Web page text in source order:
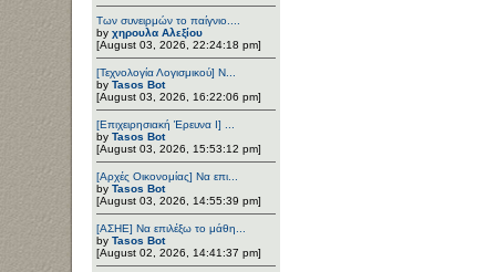
Των συνειρμών το παίγνιο....
by χηρουλα Αλεξίου
[August 03, 2026, 22:24:18 pm]
[Τεχνολογία Λογισμικού] Ν...
by Tasos Bot
[August 03, 2026, 16:22:06 pm]
[Επιχειρησιακή Έρευνα Ι] ...
by Tasos Bot
[August 03, 2026, 15:53:12 pm]
[Αρχές Οικονομίας] Να επι...
by Tasos Bot
[August 03, 2026, 14:55:39 pm]
[ΑΣΗΕ] Να επιλέξω το μάθη...
by Tasos Bot
[August 02, 2026, 14:41:37 pm]